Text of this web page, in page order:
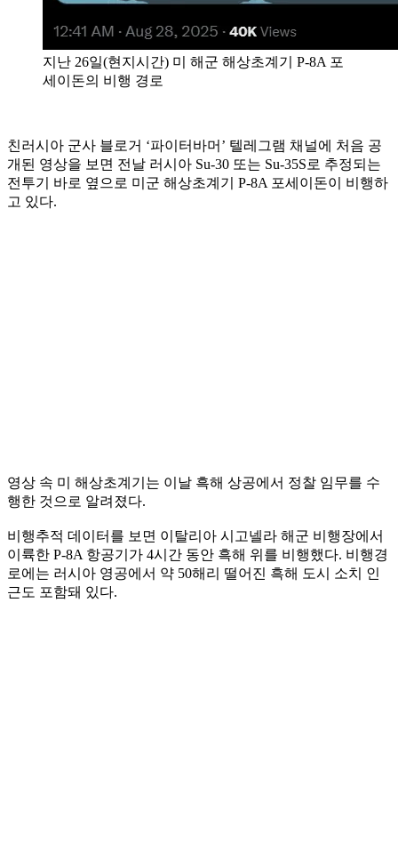
지난 26일(현지시간) 미 해군 해상초계기 P-8A 포
세이돈의 비행 경로
친러시아 군사 블로거 ‘파이터바머’ 텔레그램 채널에 처음 공
개된 영상을 보면 전날 러시아 Su-30 또는 Su-35S로 추정되는
전투기 바로 옆으로 미군 해상초계기 P-8A 포세이돈이 비행하
고 있다.
영상 속 미 해상초계기는 이날 흑해 상공에서 정찰 임무를 수
행한 것으로 알려졌다.
비행추적 데이터를 보면 이탈리아 시고넬라 해군 비행장에서
이륙한 P-8A 항공기가 4시간 동안 흑해 위를 비행했다. 비행경
로에는 러시아 영공에서 약 50해리 떨어진 흑해 도시 소치 인
근도 포함돼 있다.